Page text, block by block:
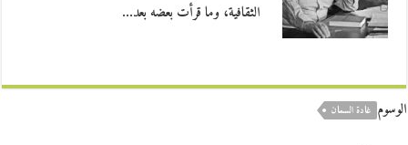
الثقافية، وما قرأت بعضه بعد…
الوسوم غادة السمان